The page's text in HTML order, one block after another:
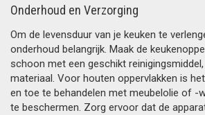
Onderhoud en Verzorging
Om de levensduur van je keuken te
onderhoud belangrijk. Maak de
schoon met een geschikt
materiaal. Voor houten oppervlakken is
en toe te behandelen met meubelolie of -
te beschermen. Zorg ervoor dat de